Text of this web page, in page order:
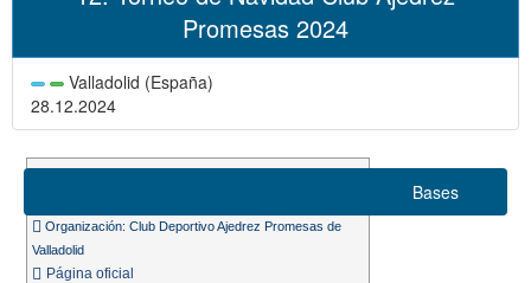
Promesas 2024
Valladolid (España)
28.12.2024
Organización: Club Deportivo Ajedrez Promesas de
Valladolid
Página oficial
Bases